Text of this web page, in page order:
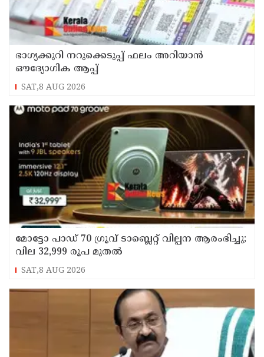
ഭാഗ്യക്കുറി നറുക്കെടുപ്പ് ഫലം അറിയാൻ
ഔദ്യോഗിക ആപ്പ്
SAT,8 AUG 2026
മോട്ടോ പാഡ് 70 ഗ്രൂവ് ടാബ്ലെറ്റ് വില്പന ആരംഭിച്ചു;
വില 32,999 രൂപ മുതൽ
SAT,8 AUG 2026